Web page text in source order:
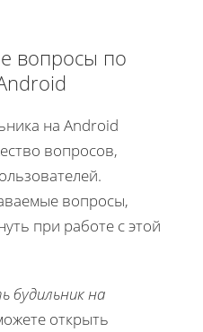
вопросы по
на Android
вопросов,
вопросы,
при работе с этой
будильник на
открыть